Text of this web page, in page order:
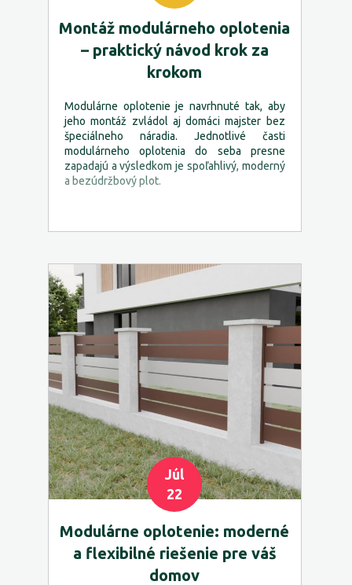
Montáž modulárneho oplotenia
– praktický návod krok za
krokom
Modulárne oplotenie je navrhnuté tak, aby
jeho montáž zvládol aj domáci majster bez
špeciálneho náradia. Jednotlivé časti
modulárneho oplotenia do seba presne
zapadajú a výsledkom je spoľahlivý, moderný
a bezúdržbový plot.
Modulárne oplotenie: moderné
a flexibilné riešenie pre váš
domov
Júl
22